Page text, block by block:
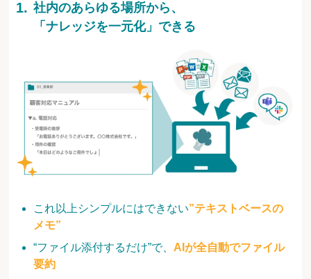
これ以上シンプルにはできない”テキストベースの
メモ”
“ファイル添付するだけ”で、 AIが全自動でファイル
要約
社内のあらゆる場所から、
「ナレッジを一元化」できる